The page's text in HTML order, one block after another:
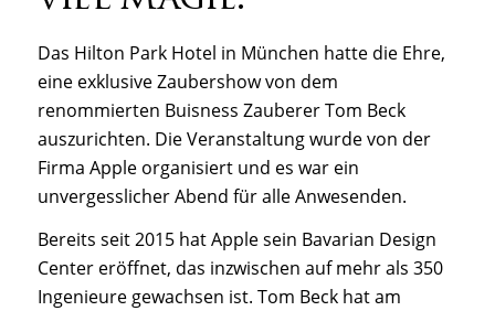
Das Hilton Park Hotel in München hatte die Ehre,
eine exklusive Zaubershow von dem
renommierten Buisness Zauberer Tom Beck
auszurichten. Die Veranstaltung wurde von der
Firma Apple organisiert und es war ein
unvergesslicher Abend für alle Anwesenden.
Bereits seit 2015 hat Apple sein Bavarian Design
Center eröffnet, das inzwischen auf mehr als 350
Ingenieure gewachsen ist. Tom Beck hat am